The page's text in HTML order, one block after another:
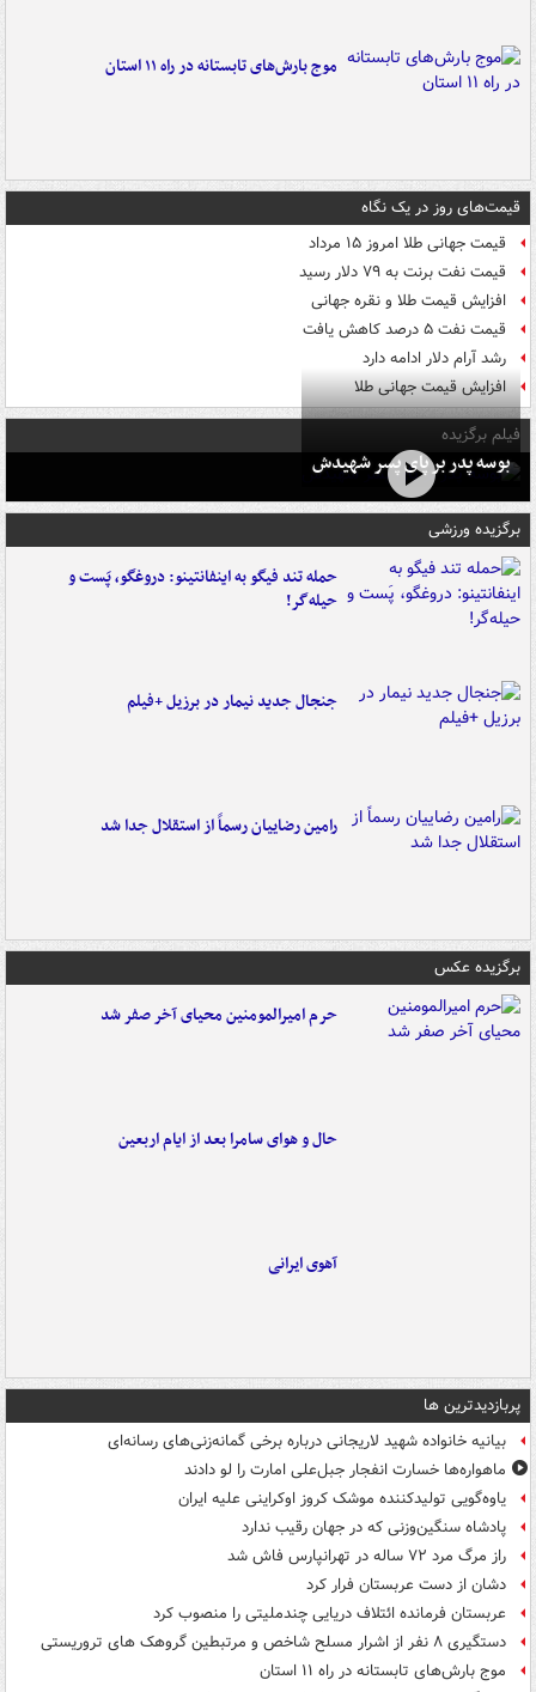
موج بارش‌های تابستانه در راه ۱۱ استان
قیمت‌های روز در یک نگاه
قیمت جهانی طلا امروز ۱۵ مرداد
قیمت نفت برنت به ۷۹ دلار رسید
افزایش قیمت طلا و نقره جهانی
قیمت نفت ۵ درصد کاهش یافت
رشد آرام دلار ادامه دارد
افزایش قیمت جهانی طلا
فیلم برگزیده
بوسه‌ پدر بر پای پسر شهیدش
برگزیده ورزشی
حمله تند فیگو به اینفانتینو: دروغگو، پَست‌ و
حیله‌گر!
جنجال جدید نیمار در برزیل +فیلم
رامین رضاییان رسماً از استقلال جدا شد
برگزیده عکس
حرم امیرالمومنین محیای آخر صفر شد
حال و هوای سامرا بعد از ایام اربعین
آهوی ایرانی
پربازدیدترین ها
بیانیه خانواده شهید لاریجانی درباره برخی گمانه‌زنی‌های رسانه‌ای
ماهواره‌ها خسارت انفجار جبل‌علی امارت را لو دادند
یاوه‌گویی تولیدکننده موشک کروز اوکراینی علیه ایران
پادشاه سنگین‌وزنی که در جهان رقیب ندارد
راز مرگ مرد ۷۲ ساله در تهرانپارس فاش شد
دشان از دست عربستان فرار کرد
عربستان فرمانده ائتلاف دریایی چندملیتی را منصوب کرد
دستگیری ۸ نفر از اشرار مسلح شاخص و مرتبطین گروهک های تروریستی
موج بارش‌های تابستانه در راه ۱۱ استان